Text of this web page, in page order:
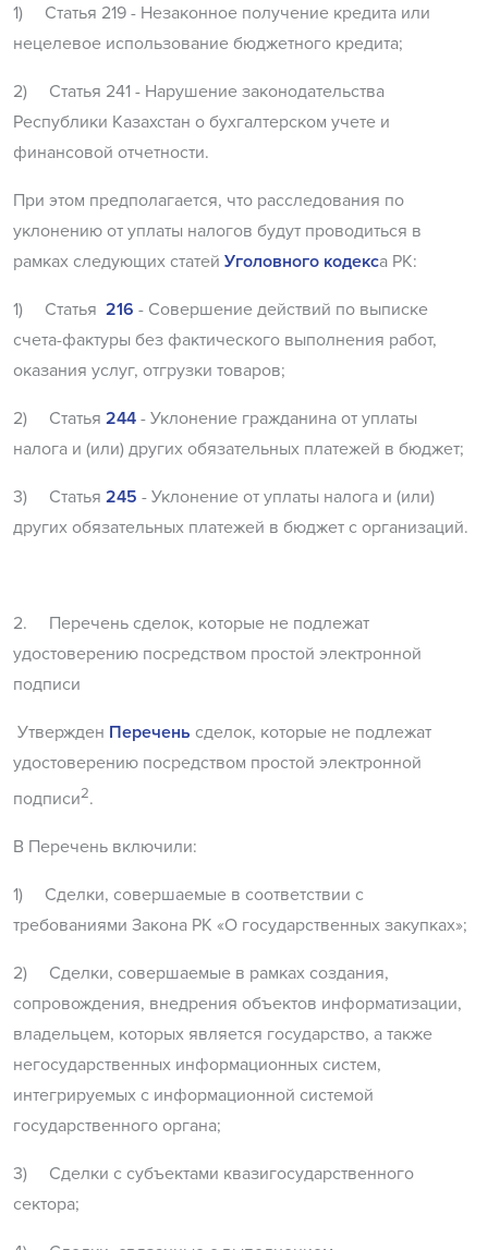
1) Статья 219 - Незаконное получение кредита или
нецелевое использование бюджетного кредита;
2) Статья 241 - Нарушение законодательства
Республики Казахстан о бухгалтерском учете и
финансовой отчетности.
При этом предполагается, что расследования по
уклонению от уплаты налогов будут проводиться в
рамках следующих статей Уголовного кодекса РК:
1) Статья 216 - Совершение действий по выписке
счета-фактуры без фактического выполнения работ,
оказания услуг, отгрузки товаров;
2) Статья 244 - Уклонение гражданина от уплаты
налога и (или) других обязательных платежей в бюджет;
3) Статья 245 - Уклонение от уплаты налога и (или)
других обязательных платежей в бюджет с организаций.
2. Перечень сделок, которые не подлежат
удостоверению посредством простой электронной
подписи
Утвержден Перечень сделок, которые не подлежат
удостоверению посредством простой электронной
подписи2.
В Перечень включили:
1) Сделки, совершаемые в соответствии с
требованиями Закона РК «О государственных закупках»;
2) Сделки, совершаемые в рамках создания,
сопровождения, внедрения объектов информатизации,
владельцем, которых является государство, а также
негосударственных информационных систем,
интегрируемых с информационной системой
государственного органа;
3) Сделки с субъектами квазигосударственного
сектора;